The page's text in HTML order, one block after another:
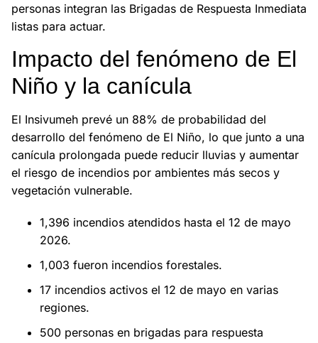
personas integran las Brigadas de Respuesta Inmediata
listas para actuar.
Impacto del fenómeno de El
Niño y la canícula
El Insivumeh prevé un 88% de probabilidad del
desarrollo del fenómeno de El Niño, lo que junto a una
canícula prolongada puede reducir lluvias y aumentar
el riesgo de incendios por ambientes más secos y
vegetación vulnerable.
1,396 incendios atendidos hasta el 12 de mayo
2026.
1,003 fueron incendios forestales.
17 incendios activos el 12 de mayo en varias
regiones.
500 personas en brigadas para respuesta